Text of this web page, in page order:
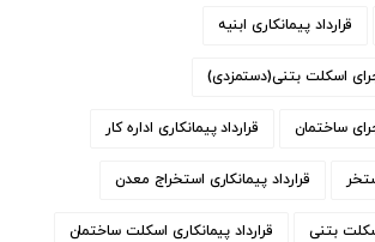
قرارداد پیمانکاری ابنیه
اسکلت بتنی(دستمزدی)
ساختمان قرارداد پیمانکاری اداره کار
قرارداد پیمانکاری استخراج معدن
بتنی قرارداد پیمانکاری اسکلت ساختمان